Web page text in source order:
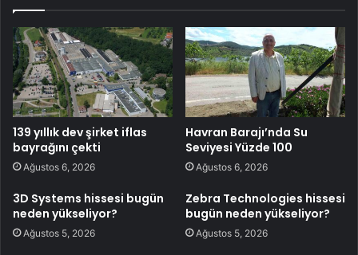
139 yıllık dev şirket iflas
bayrağını çekti
Ağustos 6, 2026
Havran Barajı’nda Su
Seviyesi Yüzde 100
Ağustos 6, 2026
3D Systems hissesi bugün
neden yükseliyor?
Ağustos 5, 2026
Zebra Technologies hissesi
bugün neden yükseliyor?
Ağustos 5, 2026